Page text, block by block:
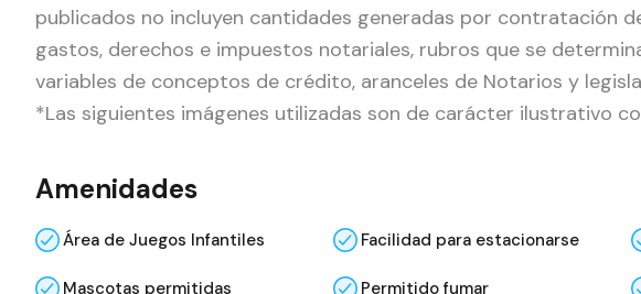
publicados no incluyen cantidades generadas por contratación
gastos, derechos e impuestos notariales, rubros que se
variables de conceptos de crédito, aranceles de Notarios y
*Las siguientes imágenes utilizadas son de carácter ilustrativo
Amenidades
Área de Juegos Infantiles Facilidad para estacionarse
Mascotas permitidas Permitido fumar